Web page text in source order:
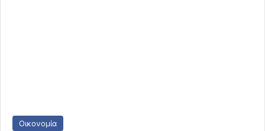
Οικονομία